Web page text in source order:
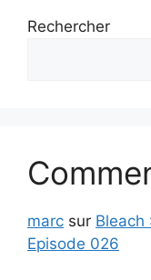
Rechercher
marc sur Bleach
Episode 026